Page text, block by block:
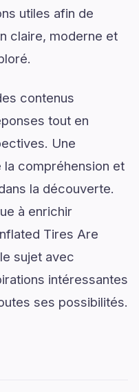
utiles afin de
claire, moderne et
contenus
tout en
Une
compréhension et
la découverte.
à enrichir
Tires Are
sujet avec
intéressantes
ses possibilités.